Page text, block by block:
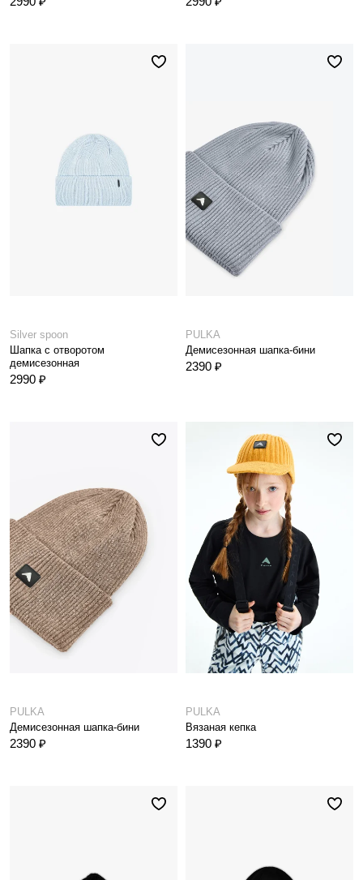
Silver spoon
Шапка с отворотом
демисезонная
2990 ₽
PULKA
Демисезонная шапка-бини
2390 ₽
PULKA
Демисезонная шапка-бини
2390 ₽
PULKA
Вязаная кепка
1390 ₽